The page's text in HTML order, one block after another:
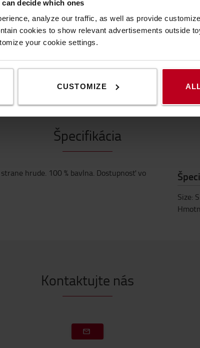
decide which ones
analyze our traffic, as well as provide
cookies to show relevant advertisements outside
your cookie settings.
CUSTOMIZE
Špecifikácia
hrude. 100 % bavlna. Dostupnosť vo
Size: S
Kontaktujte nás